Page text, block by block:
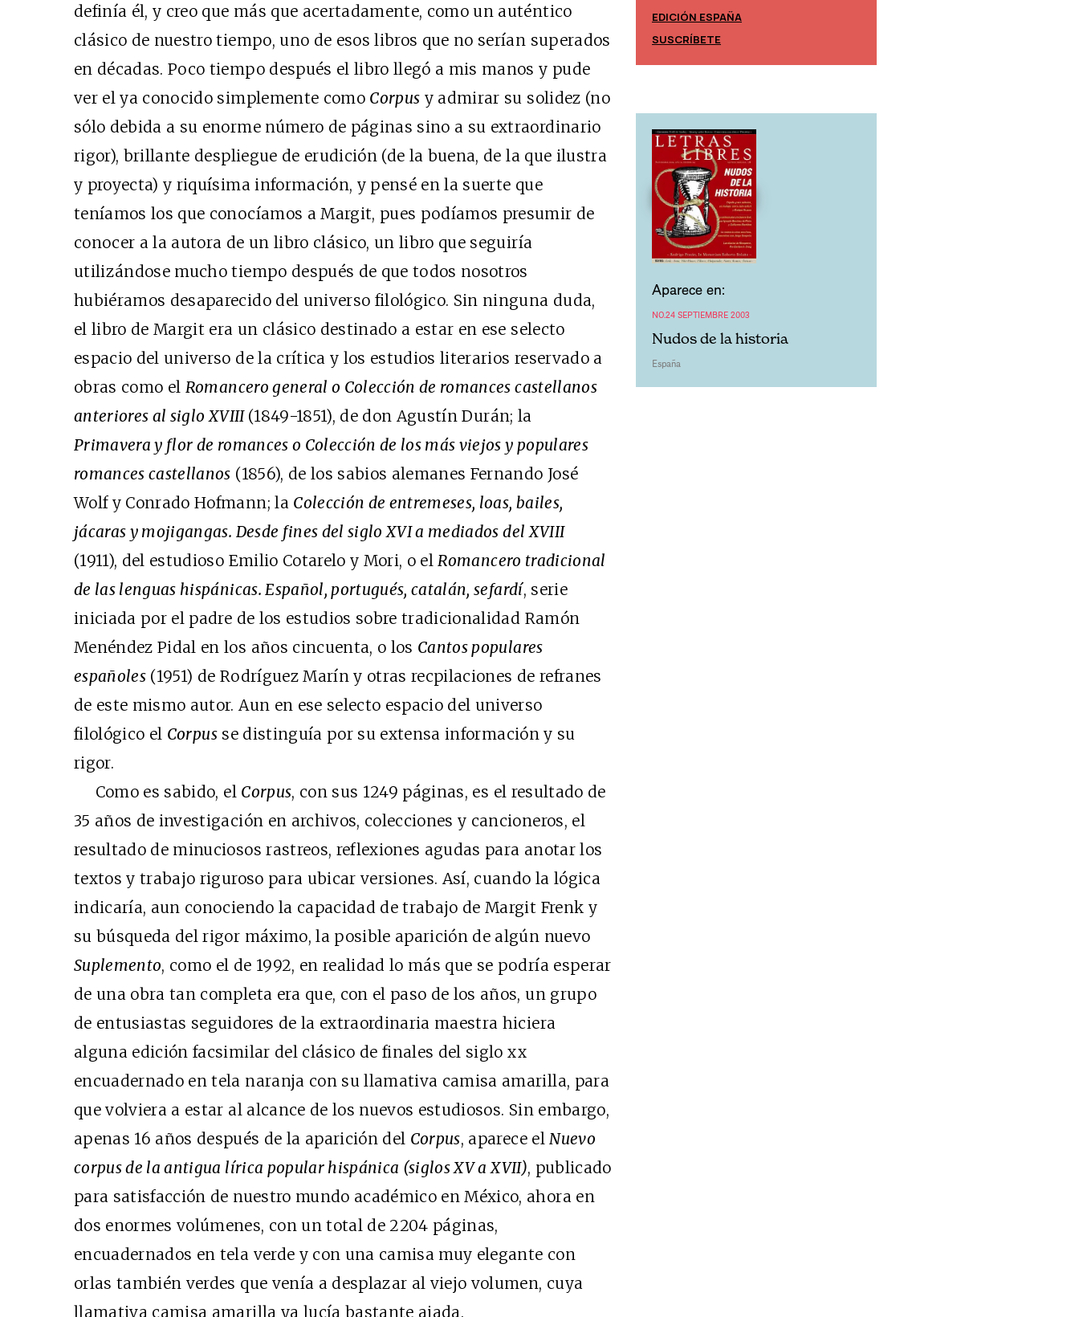
definía él, y creo que más que acertadamente, como un auténtico
clásico de nuestro tiempo, uno de esos libros que no serían superados
en décadas. Poco tiempo después el libro llegó a mis manos y pude
ver el ya conocido simplemente como Corpus y admirar su solidez (no
sólo debida a su enorme número de páginas sino a su extraordinario
rigor), brillante despliegue de erudición (de la buena, de la que ilustra
y proyecta) y riquísima información, y pensé en la suerte que
teníamos los que conocíamos a Margit, pues podíamos presumir de
conocer a la autora de un libro clásico, un libro que seguiría
utilizándose mucho tiempo después de que todos nosotros
hubiéramos desaparecido del universo filológico. Sin ninguna duda,
el libro de Margit era un clásico destinado a estar en ese selecto
espacio del universo de la crítica y los estudios literarios reservado a
obras como el Romancero general o Colección de romances castellanos
anteriores al siglo XVIII (1849-1851), de don Agustín Durán; la
Primavera y flor de romances o Colección de los más viejos y populares
romances castellanos (1856), de los sabios alemanes Fernando José
Wolf y Conrado Hofmann; la Colección de entremeses, loas, bailes,
jácaras y mojigangas. Desde fines del siglo XVI a mediados del XVIII
(1911), del estudioso Emilio Cotarelo y Mori, o el Romancero tradicional
de las lenguas hispánicas. Español, portugués, catalán, sefardí, serie
iniciada por el padre de los estudios sobre tradicionalidad Ramón
Menéndez Pidal en los años cincuenta, o los Cantos populares
españoles (1951) de Rodríguez Marín y otras recpilaciones de refranes
de este mismo autor. Aun en ese selecto espacio del universo
filológico el Corpusse distinguía por su extensa información y su
rigor.
Como es sabido, el Corpus, con sus 1249 páginas, es el resultado de
35 años de investigación en archivos, colecciones y cancioneros, el
resultado de minuciosos rastreos, reflexiones agudas para anotar los
textos y trabajo riguroso para ubicar versiones. Así, cuando la lógica
indicaría, aun conociendo la capacidad de trabajo de Margit Frenk y
su búsqueda del rigor máximo, la posible aparición de algún nuevo
Suplemento, como el de 1992, en realidad lo más que se podría esperar
de una obra tan completa era que, con el paso de los años, un grupo
de entusiastas seguidores de la extraordinaria maestra hiciera
alguna edición facsimilar del clásico de finales del siglo xx
encuadernado en tela naranja con su llamativa camisa amarilla, para
que volviera a estar al alcance de los nuevos estudiosos. Sin embargo,
apenas 16 años después de la aparición del Corpus, aparece el Nuevo
corpus de la antigua lírica popular hispánica (siglos XV a XVII), publicado
para satisfacción de nuestro mundo académico en México, ahora en
dos enormes volúmenes, con un total de 2204 páginas,
encuadernados en tela verde y con una camisa muy elegante con
orlas también verdes que venía a desplazar al viejo volumen, cuya
llamativa camisa amarilla ya lucía bastante ajada.
EDICIÓN MÉXICO
SUSCRÍBETE
EDICIÓN ESPAÑA
SUSCRÍBETE
Aparece en:
NO.24 SEPTIEMBRE 2003
Nudos de la historia
España